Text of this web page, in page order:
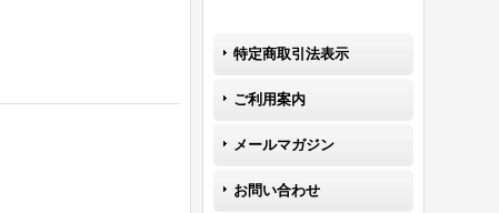
特定商取引法表示
ご利用案内
メールマガジン
お問い合わせ